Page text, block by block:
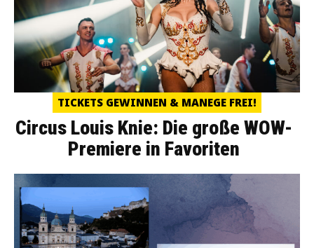
TICKETS GEWINNEN & MANEGE FREI!
Circus Louis Knie: Die große WOW-
Premiere in Favoriten